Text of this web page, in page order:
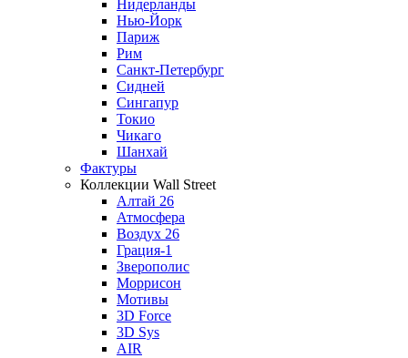
Нидерланды
Нью-Йорк
Париж
Рим
Санкт-Петербург
Сидней
Сингапур
Токио
Чикаго
Шанхай
Фактуры
Коллекции Wall Street
Алтай 26
Атмосфера
Воздух 26
Грация-1
Зверополис
Моррисон
Мотивы
3D Force
3D Sys
AIR